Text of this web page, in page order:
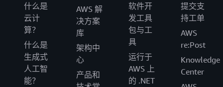
什么是
云计
算？
什么是
生成式
人工智
能？
AWS 解
决方案
库
架构中
心
产品和
软件开
发工具
包与工
具
运行于
AWS 上
的 .NET
提交支
持工单
AWS
re:Post
Knowledge
Center